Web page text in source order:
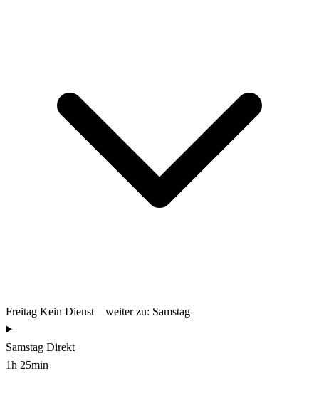
Freitag Kein Dienst – weiter zu: Samstag
Samstag Direkt
1h 25min